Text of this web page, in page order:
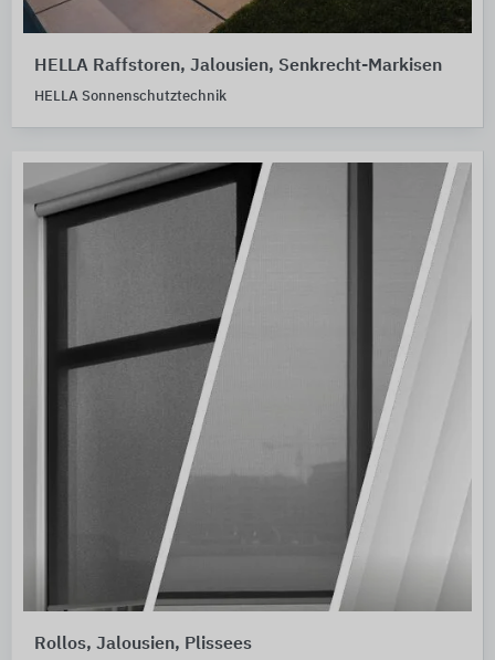
HELLA Raffstoren, Jalousien, Senkrecht-Markisen
HELLA Sonnenschutztechnik
Rollos, Jalousien, Plissees